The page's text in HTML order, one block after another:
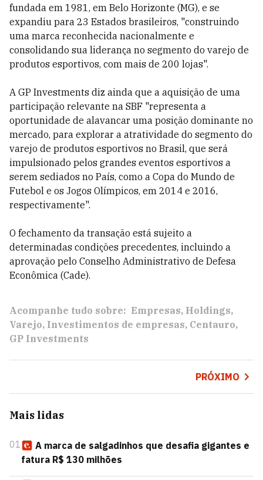
fundada em 1981, em Belo Horizonte (MG), e se
expandiu para 23 Estados brasileiros, "construindo
uma marca reconhecida nacionalmente e
consolidando sua liderança no segmento do varejo de
produtos esportivos, com mais de 200 lojas".
A GP Investments diz ainda que a aquisição de uma
participação relevante na SBF "representa a
oportunidade de alavancar uma posição dominante no
mercado, para explorar a atratividade do segmento do
varejo de produtos esportivos no Brasil, que será
impulsionado pelos grandes eventos esportivos a
serem sediados no País, como a Copa do Mundo de
Futebol e os Jogos Olímpicos, em 2014 e 2016,
respectivamente".
O fechamento da transação está sujeito a
determinadas condições precedentes, incluindo a
aprovação pelo Conselho Administrativo de Defesa
Econômica (Cade).
Acompanhe tudo sobre: Empresas Holdings
Varejo Investimentos de empresas Centauro
GP Investments
PRÓXIMO
Mais lidas
01
A marca de salgadinhos que desafia gigantes e
fatura R$ 130 milhões